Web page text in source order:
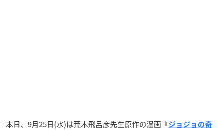
本日、9月25日(水)は荒木飛呂彦先生原作の漫画 『ジョジョの奇